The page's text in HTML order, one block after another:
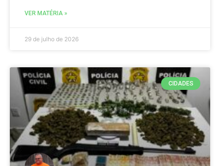
VER MATÉRIA »
29 de julho de 2026
CIDADES